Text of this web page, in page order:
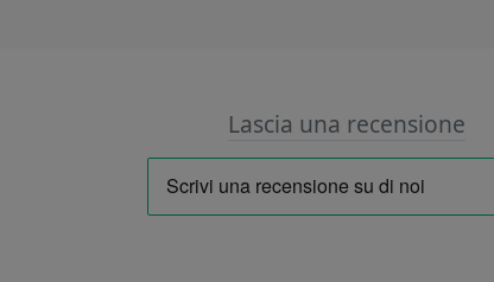
Lascia una recensione